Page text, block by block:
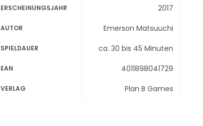
ERSCHEINUNGSJAHR 2017
AUTOR Emerson Matsuuchi
SPIELDAUER ca. 30 bis 45 Minuten
EAN 4011898041729
VERLAG Plan B Games